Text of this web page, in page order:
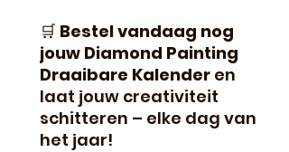
🛒 Bestel vandaag nog
jouw Diamond Painting
Draaibare Kalender en
laat jouw creativiteit
schitteren – elke dag van
het jaar!